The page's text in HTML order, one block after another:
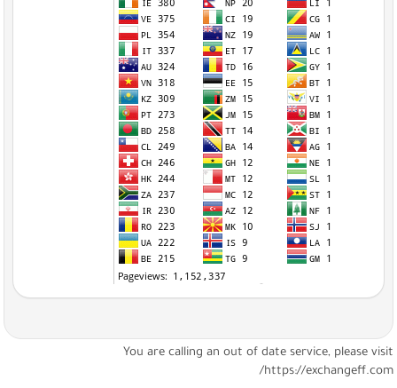
You are calling an out of date service, please visit
https://exchangeff.com/